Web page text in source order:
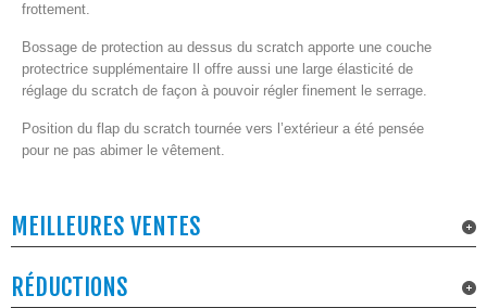
frottement.
Bossage de protection au dessus du scratch apporte une couche
protectrice supplémentaire Il offre aussi une large élasticité de
réglage du scratch de façon à pouvoir régler finement le serrage.
Position du flap du scratch tournée vers l’extérieur a été pensée
pour ne pas abimer le vêtement.
MEILLEURES VENTES
RÉDUCTIONS